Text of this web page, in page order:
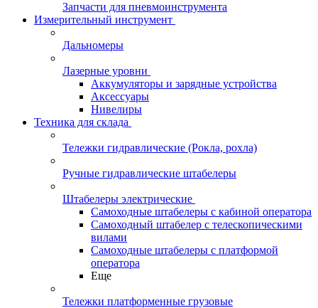
Запчасти для пневмоинструмента
Измерительный инструмент
Дальномеры
Лазерные уровни
Аккумуляторы и зарядные устройства
Аксессуары
Нивелиры
Техника для склада
Тележки гидравлические (Рокла, рохла)
Ручные гидравлические штабелеры
Штабелеры электрические
Самоходные штабелеры с кабиной оператора
Самоходный штабелер с телескопическими
вилами
Самоходные штабелеры с платформой
оператора
Еще
Тележки платформенные грузовые